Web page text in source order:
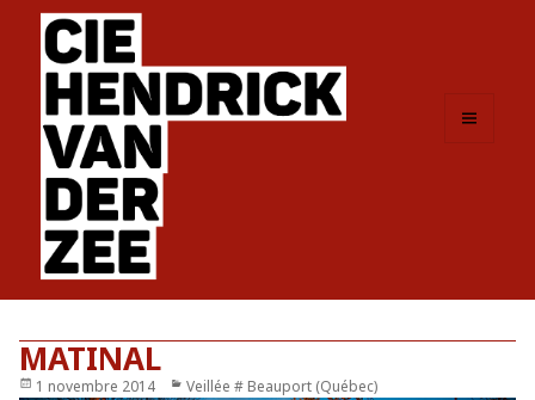
MATINAL
Publié
1 novembre 2014 Catégories
Veillée # Beauport (Québec)